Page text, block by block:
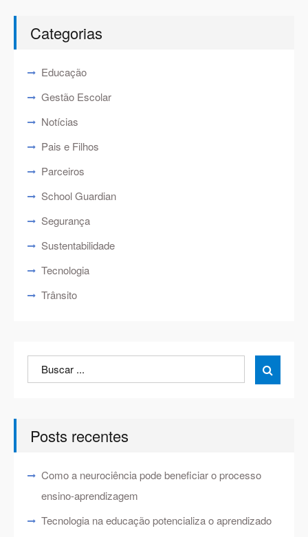
Categorias
Educação
Gestão Escolar
Notícias
Pais e Filhos
Parceiros
School Guardian
Segurança
Sustentabilidade
Tecnologia
Trânsito
Search
for:

Posts recentes
Como a neurociência pode beneficiar o processo
ensino-aprendizagem
Tecnologia na educação potencializa o aprendizado